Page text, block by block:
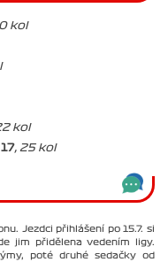
kol
kol
, 25 kol
Jezdci přihlášení po 15.7. si
jim přidělena vedením ligy.
poté druhé sedačky od